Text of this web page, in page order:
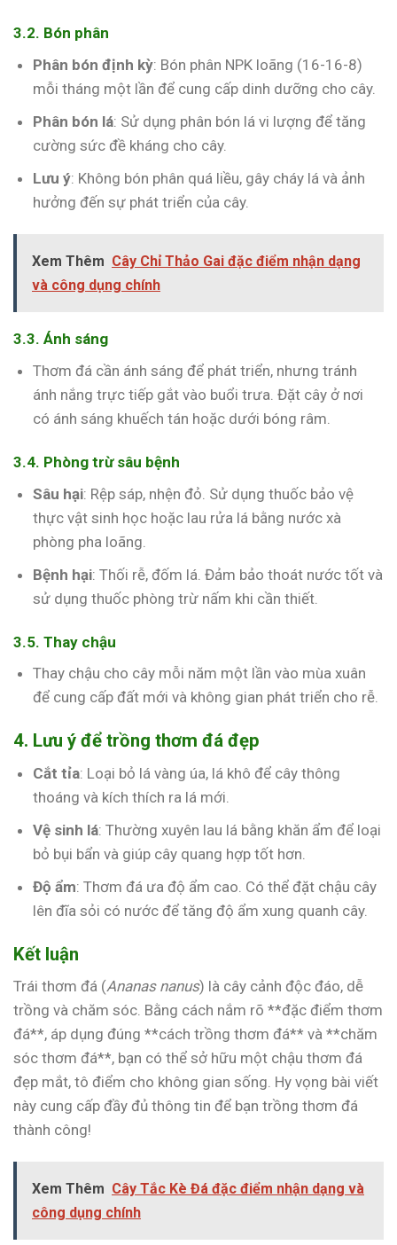
3.2. Bón phân
Phân bón định kỳ: Bón phân NPK loãng (16-16-8)
mỗi tháng một lần để cung cấp dinh dưỡng cho cây.
Phân bón lá: Sử dụng phân bón lá vi lượng để tăng
cường sức đề kháng cho cây.
Lưu ý: Không bón phân quá liều, gây cháy lá và ảnh
hưởng đến sự phát triển của cây.
Xem Thêm Cây Chỉ Thảo Gai đặc điểm nhận dạng
và công dụng chính
3.3. Ánh sáng
Thơm đá cần ánh sáng để phát triển, nhưng tránh
ánh nắng trực tiếp gắt vào buổi trưa. Đặt cây ở nơi
có ánh sáng khuếch tán hoặc dưới bóng râm.
3.4. Phòng trừ sâu bệnh
Sâu hại: Rệp sáp, nhện đỏ. Sử dụng thuốc bảo vệ
thực vật sinh học hoặc lau rửa lá bằng nước xà
phòng pha loãng.
Bệnh hại: Thối rễ, đốm lá. Đảm bảo thoát nước tốt và
sử dụng thuốc phòng trừ nấm khi cần thiết.
3.5. Thay chậu
Thay chậu cho cây mỗi năm một lần vào mùa xuân
để cung cấp đất mới và không gian phát triển cho rễ.
4. Lưu ý để trồng thơm đá đẹp
Cắt tỉa: Loại bỏ lá vàng úa, lá khô để cây thông
thoáng và kích thích ra lá mới.
Vệ sinh lá: Thường xuyên lau lá bằng khăn ẩm để loại
bỏ bụi bẩn và giúp cây quang hợp tốt hơn.
Độ ẩm: Thơm đá ưa độ ẩm cao. Có thể đặt chậu cây
lên đĩa sỏi có nước để tăng độ ẩm xung quanh cây.
Kết luận
Trái thơm đá (Ananas nanus) là cây cảnh độc đáo, dễ
trồng và chăm sóc. Bằng cách nắm rõ **đặc điểm thơm
đá**, áp dụng đúng **cách trồng thơm đá** và **chăm
sóc thơm đá**, bạn có thể sở hữu một chậu thơm đá
đẹp mắt, tô điểm cho không gian sống. Hy vọng bài viết
này cung cấp đầy đủ thông tin để bạn trồng thơm đá
thành công!
Xem Thêm Cây Tắc Kè Đá đặc điểm nhận dạng và
công dụng chính